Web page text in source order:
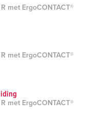
met ErgoCONTACT®
met ErgoCONTACT®
met ErgoCONTACT®